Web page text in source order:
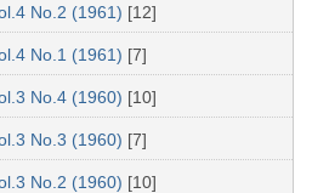
No.2 (1961) [12]
No.1 (1961) [7]
No.4 (1960) [10]
No.3 (1960) [7]
No.2 (1960) [10]